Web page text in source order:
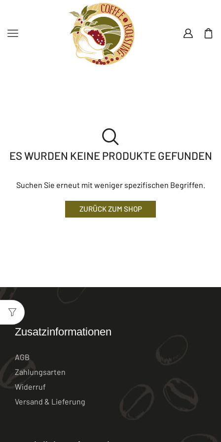
ES WURDEN KEINE PRODUKTE GEFUNDEN
Suchen Sie erneut mit weniger spezifischen Begriffen.
ZURÜCK ZUM SHOP
Zusatzinformationen
AGB
Zahlungsarten
Widerruf
Versand & Lieferung